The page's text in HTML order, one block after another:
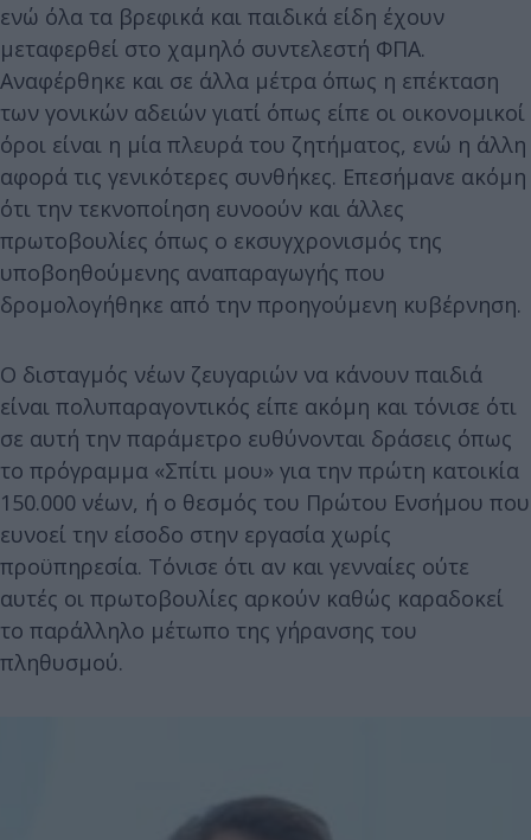
ενώ όλα τα βρεφικά και παιδικά είδη έχουν
μεταφερθεί στο χαμηλό συντελεστή ΦΠΑ.
Αναφέρθηκε και σε άλλα μέτρα όπως η επέκταση
των γονικών αδειών γιατί όπως είπε οι οικονομικοί
όροι είναι η μία πλευρά του ζητήματος, ενώ η άλλη
αφορά τις γενικότερες συνθήκες. Επεσήμανε ακόμη
ότι την τεκνοποίηση ευνοούν και άλλες
πρωτοβουλίες όπως ο εκσυγχρονισμός της
υποβοηθούμενης αναπαραγωγής που
δρομολογήθηκε από την προηγούμενη κυβέρνηση.
Ο δισταγμός νέων ζευγαριών να κάνουν παιδιά
είναι πολυπαραγοντικός είπε ακόμη και τόνισε ότι
σε αυτή την παράμετρο ευθύνονται δράσεις όπως
το πρόγραμμα «Σπίτι μου» για την πρώτη κατοικία
150.000 νέων, ή ο θεσμός του Πρώτου Ενσήμου που
ευνοεί την είσοδο στην εργασία χωρίς
προϋπηρεσία. Τόνισε ότι αν και γενναίες ούτε
αυτές οι πρωτοβουλίες αρκούν καθώς καραδοκεί
το παράλληλο μέτωπο της γήρανσης του
πληθυσμού.